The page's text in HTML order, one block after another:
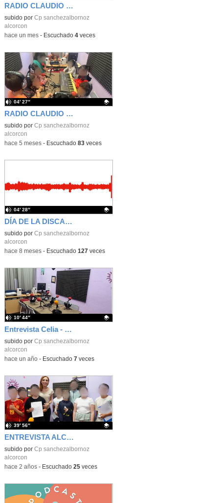
RADIO CLAUDIO - LOS TALENTOS DE 4º EP
Contenido educativo.
subido por Cp sanchezalbornoz
alcorcon
-hace un mes- Escuchado 4veces
RADIO CLAUDIO - LOS TALENTOS DE 3º EP
Contenido educativo.
subido por Cp sanchezalbornoz
alcorcon
04′ 27″
-hace 5 meses- Escuchado 83veces
DÍA DE LA DISCAPACIDAD 2025
Contenido educativo.
subido por Cp sanchezalbornoz
alcorcon
04′ 28″
-hace 8 meses- Escuchado 127 veces
Entrevista Celia - Paiporta
Contenido educativo.
subido por Cp sanchezalbornoz
alcorcon
10′ 44″
-hace un año- Escuchado 7 veces
ENTREVISTA ALCALDESA ALCORCÓN
Contenido educativo.
subido por Cp sanchezalbornoz
alcorcon
39′ 56″
-hace 2 años- Escuchado 25veces